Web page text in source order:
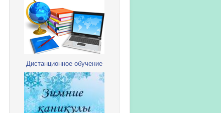
Дистанционное обучение